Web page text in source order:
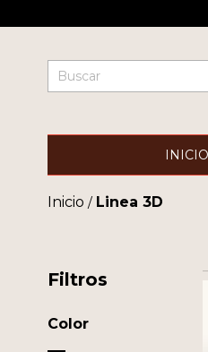
INICIO
Inicio / Linea 3D
Filtros
Color